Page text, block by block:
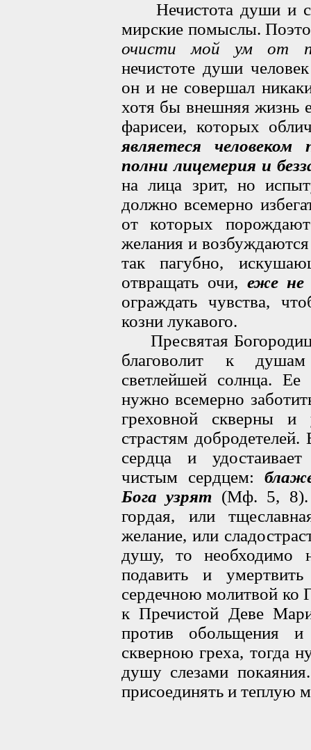
Нечистота души и
мирские помыслы.
очисти мой ум от
нечистоте души
он и не совершал
хотя бы внешняя жизнь
фарисеи, которых
являетеся
полни лицемерия и
на лица зрит, но
должно всемерно
от которых
желания и
так пагубно,
отвращать очи, еже не
ограждать чувства,
козни лукавого.
Пресвятая
благоволит к
светлейшей солнца.
нужно всемерно
греховной скверны и
страстям
сердца и
чистым сердцем:
Бога узрят (Мф. 5, 8).
гордая, или
желание, или
душу, то необходимо
подавить и
сердечною молитвой ко
к Пречистой Деве
против обольщения
скверною греха, тогда
душу слезами
присоединять и теплую